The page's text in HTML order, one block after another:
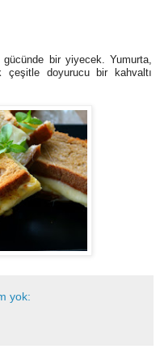
bir yiyecek. Yumurta,
doyurucu bir kahvaltı
yok: